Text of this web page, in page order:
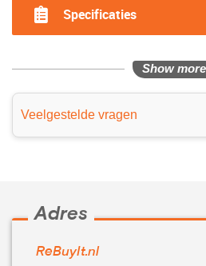
Specificaties
Show
Veelgestelde vragen
Adres
ReBuyIt.nl